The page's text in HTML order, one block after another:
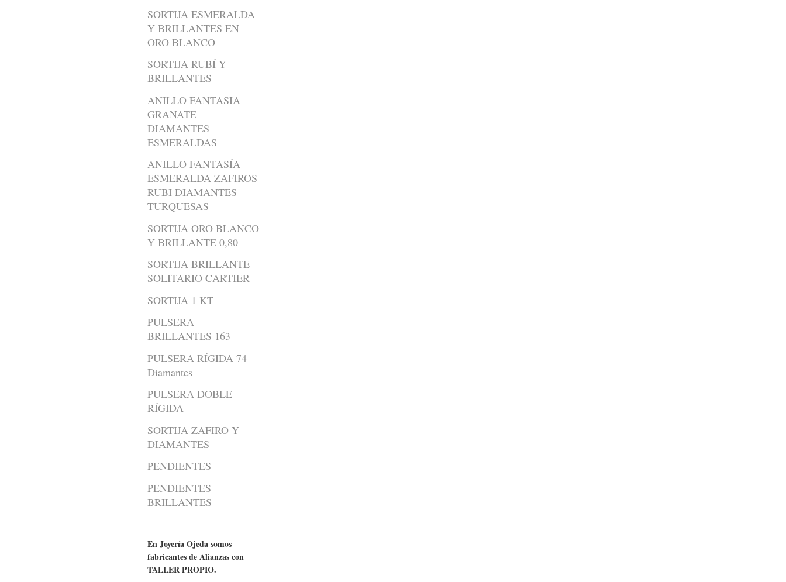
SORTIJA ESMERALDA
Y BRILLANTES EN
ORO BLANCO
SORTIJA RUBÍ Y
BRILLANTES
ANILLO FANTASIA
GRANATE
DIAMANTES
ESMERALDAS
ANILLO FANTASÍA
ESMERALDA ZAFIROS
RUBI DIAMANTES
TURQUESAS
SORTIJA ORO BLANCO
Y BRILLANTE 0,80
SORTIJA BRILLANTE
SOLITARIO CARTIER
SORTIJA 1 KT
PULSERA
BRILLANTES 163
PULSERA RÍGIDA 74
Diamantes
PULSERA DOBLE
RÍGIDA
SORTIJA ZAFIRO Y
DIAMANTES
PENDIENTES
PENDIENTES
BRILLANTES
En Joyería Ojeda somos
fabricantes de Alianzas con
TALLER PROPIO.